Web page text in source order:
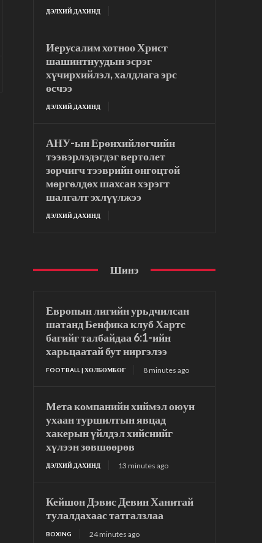
ДЭЛХИЙ ДАХИНД
Иерусалим хотноо Христ
шашинтнуудын эсрэг
хүчирхийлэл, халдлага эрс
өсчээ
ДЭЛХИЙ ДАХИНД
АНУ-ын Ерөнхийлөгчийн
тээвэрлэдэгдэг вертолет
зорчигч тээврийн онгоцтой
мөргөлдөх шахсан хэрэгт
шалгалт эхлүүлжээ
ДЭЛХИЙ ДАХИНД
Шинэ
Европын лигийн урьдчилсан
шатанд Бенфика клуб Хартс
багийг талбайдаа 6:1-ийн
харьцаатай бут ниргэлээ
FOOTBALL | ХӨЛБӨМБӨГ 8 minutes ago
Мета компанийн хиймэл оюун
ухаан туршилтын явцад
хакерын үйлдэл хийснийг
хүлээн зөвшөөрөв
ДЭЛХИЙ ДАХИНД 13 minutes ago
Кейшон Дэвис Девин Ханитай
тулалдахаас татгалзлаа
BOXING 24 minutes ago